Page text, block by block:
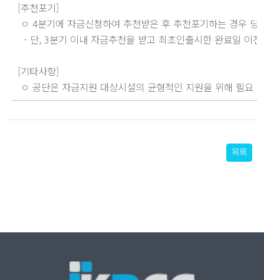
[추천포기]
ㅇ 4분기에 자금신청하여 추천받은 후 추천포기하는 경우
- 단, 3분기 이내 자금추천을 받고 최초인출시한 완료일 이
[기타사항]
ㅇ 공단은 자금지원 대상시설의 균형적인 지원을 위해 필
목록